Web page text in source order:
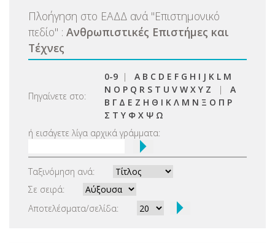
Πλοήγηση στο ΕΑΔΔ ανά "Επιστημονικό
πεδίο" : Ανθρωπιστικές Επιστήμες και
Τέχνες
Πηγαίνετε στο:
0-9 | A B C D E F G H I J K L M
N O P Q R S T U V W X Y Z | Α
Β Γ Δ Ε Ζ Η Θ Ι Κ Λ Μ Ν Ξ Ο Π Ρ
Σ Τ Υ Φ Χ Ψ Ω
ή εισάγετε λίγα αρχικά γράμματα:
Ταξινόμηση ανά:
Σε σειρά:
Αποτελέσματα/σελίδα: